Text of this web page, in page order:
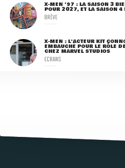
X-MEN '97 : LA SAISON 3
POUR 2027, ET LA SAISON
BRÈVE
X-MEN : L'ACTEUR KIT
EMBAUCHÉ POUR LE RÔLE
CHEZ MARVEL STUDIOS
ECRANS